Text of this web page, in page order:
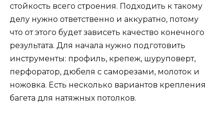
стойкость всего строения. Подходить к такому
делу нужно ответственно и аккуратно, потому
что от этого будет зависеть качество конечного
результата. Для начала нужно подготовить
инструменты: профиль, крепеж, шуруповерт,
перфоратор, дюбеля с саморезами, молоток и
ножовка. Есть несколько вариантов крепления
багета для натяжных потолков.